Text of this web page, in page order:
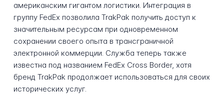
американским гигантом логистики. Интеграция в
группу FedEx позволила TrakPak получить доступ к
значительным ресурсам при одновременном
сохранении своего опыта в трансграничной
электронной коммерции. Служба теперь также
известна под названием FedEx Cross Border, хотя
бренд TrakPak продолжает использоваться для своих
исторических услуг.